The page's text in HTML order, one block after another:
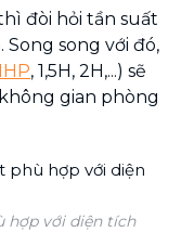
đòi hỏi tần suất
Song song với đó,
, 1,5H, 2H,...) sẽ
gian phòng
hợp với diện tích